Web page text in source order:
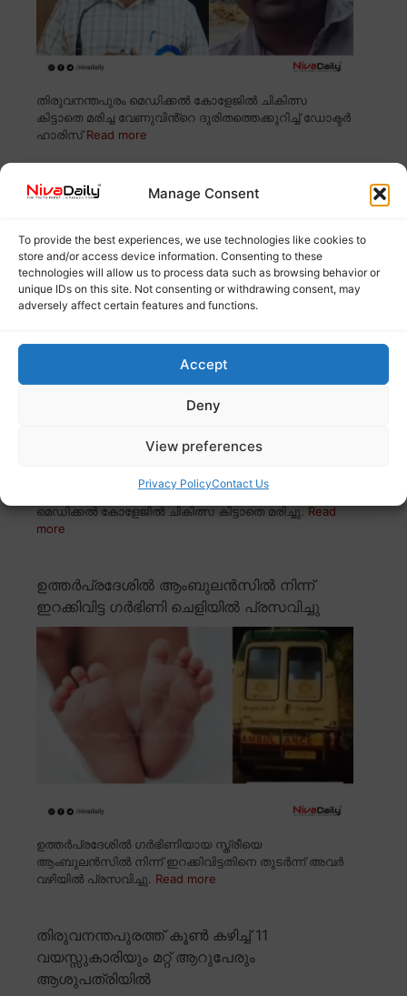
Manage Consent
To provide the best experiences, we use technologies like cookies to
store and/or access device information. Consenting to these
technologies will allow us to process data such as browsing behavior or
unique IDs on this site. Not consenting or withdrawing consent, may
adversely affect certain features and functions.
Accept
Deny
View preferences
Privacy PolicyContact Us
തിരുവനന്തപുരം മെഡിക്കൽ കോളേജിൽ ചികിത്സ
കിട്ടാതെ മരിച്ച വേണുവിൻ്റെ ദുരിതത്തെക്കുറിച്ച് ഡോക്ടർ
ഹാരിസ്Read more
തിരുവനന്തപുരം മെഡിക്കൽ കോളേജിൽ
അന്വേഷണത്തിന് ഉത്തരവിട്ട് മന്ത്രി വീണാ
ജോർജ്
കൊല്ലം പന്മന സ്വദേശി വേണു തിരുവനന്തപുരം
മെഡിക്കൽ കോളേജിൽ ചികിത്സ കിട്ടാതെ മരിച്ചു. Read
more
ഉത്തർപ്രദേശിൽ ആംബുലൻസിൽ നിന്ന്
ഇറക്കിവിട്ട ഗർഭിണി ചെളിയിൽ പ്രസവിച്ചു
ഉത്തർപ്രദേശിൽ ഗർഭിണിയായ സ്ത്രീയെ
ആംബുലൻസിൽ നിന്ന് ഇറക്കിവിട്ടതിനെ തുടർന്ന് അവർ
വഴിയിൽ പ്രസവിച്ചു. Read more
തിരുവനന്തപുരത്ത് കൂൺ കഴിച്ച് 11
വയസ്സുകാരിയും മറ്റ് ആറുപേരും
ആശുപത്രിയിൽ